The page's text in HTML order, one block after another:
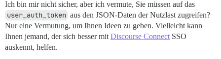
Ich bin mir nicht sicher, aber ich vermute, Sie müssen auf das
user_auth_token aus den JSON-Daten der Nutzlast zugreifen?
Nur eine Vermutung, um Ihnen Ideen zu geben. Vielleicht kann
Ihnen jemand, der sich besser mit Discourse Connect SSO
auskennt, helfen.